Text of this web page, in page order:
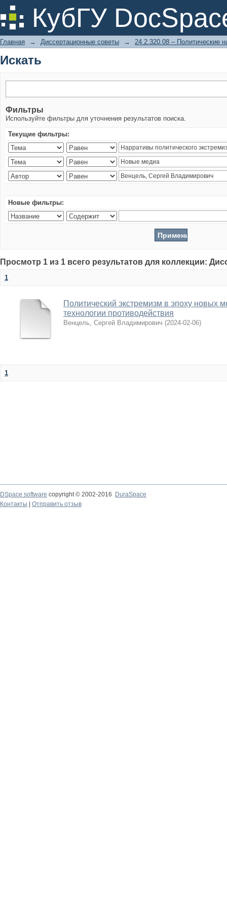
КубГУ
Искать
Главная → Диссертационные советы → 24.2.320.08 – Политические
Искать
Фильтры
Используйте фильтры для уточнения результатов поиска.
Текущие фильтры:
Новые фильтры:
Просмотр 1 из 1 всего результатов для коллекции:
1
Политический экстремизм в эпоху новых
технологии противодействия
Венцель, Сергей Владимирович (2024-02-06)
1
DSpace software copyright © 2002-2016
DuraSpace
Контакты
Отправить отзыв